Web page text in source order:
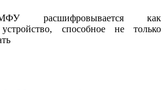
расшифровывается как
способное не только